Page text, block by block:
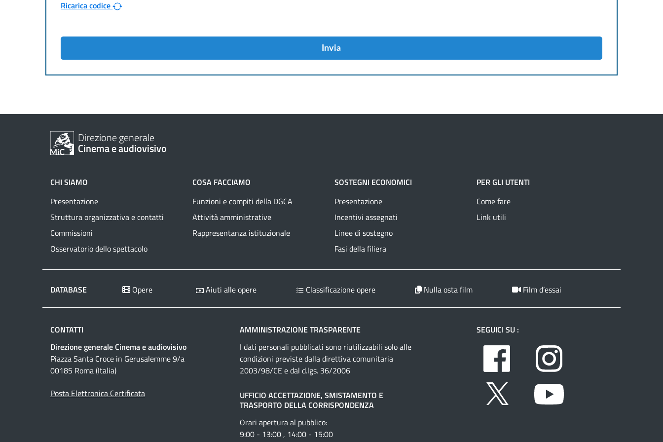
Ricarica codice
Invia
Direzione generale
Cinema e audiovisivo
CHI SIAMO
Presentazione
Struttura organizzativa e contatti
Commissioni
Osservatorio dello spettacolo
COSA FACCIAMO
Funzioni e compiti della DGCA
Attività amministrative
Rappresentanza istituzionale
SOSTEGNI ECONOMICI
Presentazione
Incentivi assegnati
Linee di sostegno
Fasi della filiera
PER GLI UTENTI
Come fare
Link utili
DATABASE Opere Aiuti alle opere Classificazione opere Nulla osta film Film d’essai
CONTATTI
Direzione generale Cinema e audiovisivo
Piazza Santa Croce in Gerusalemme 9/a
00185 Roma (Italia)
Posta Elettronica Certificata
AMMINISTRAZIONE TRASPARENTE
I dati personali pubblicati sono riutilizzabili solo alle
condizioni previste dalla direttiva comunitaria
2003/98/CE e dal d.lgs. 36/2006
UFFICIO ACCETTAZIONE, SMISTAMENTO E
TRASPORTO DELLA CORRISPONDENZA
Orari apertura al pubblico:
9:00 - 13:00 , 14:00 - 15:00
SEGUICI SU :
Facebook
Twitter